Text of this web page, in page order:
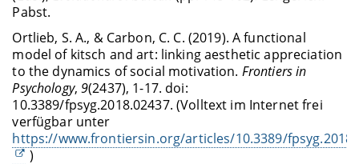
Pabst.
Ortlieb, S. A., & Carbon, C. C. (2019). A functional
model of kitsch and art: linking aesthetic appreciation
to the dynamics of social motivation. Frontiers in
Psychology,9(2437), 1-17. doi:
10.3389/fpsyg.2018.02437. (Volltext im Internet frei
verfügbar unter
https://www.frontiersin.org/articles/10.3389/
)